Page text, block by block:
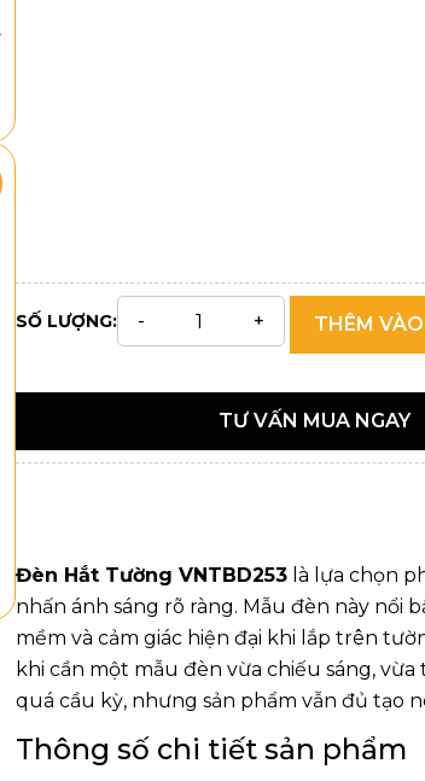
SỐ LƯỢNG: THÊM
TƯ VẤN MUA NGAY
Đèn Hắt Tường VNTBD253 là lựa chọn
nhấn ánh sáng rõ ràng. Mẫu đèn này nổi
mềm và cảm giác hiện đại khi lắp trên
khi cần một mẫu đèn vừa chiếu sáng,
quá cầu kỳ, nhưng sản phẩm vẫn đủ tạo
Thông số chi tiết sản phẩm